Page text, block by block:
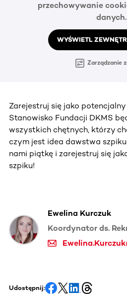
przechowywanie
danych.
WYŚWIETL
Zarządzanie
Zarejestruj się jako
Stanowisko Fundacji DKMS
wszystkich chętnych, którzy
czym jest idea dawstwa
nami piątkę i zarejestruj się
szpiku!
Ewelina Kurczuk
Koordynator ds.
Udostępnij: